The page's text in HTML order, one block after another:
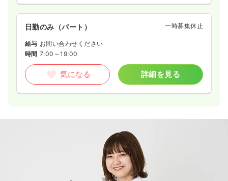
日勤のみ（パート） 一時募集休止
給与 お問い合わせください
時間 7:00～19:00
気になる 詳細を見る